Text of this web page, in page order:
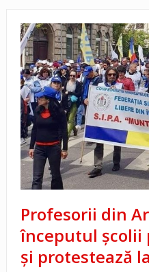
Profesorii din
începutul școlii
și protestează